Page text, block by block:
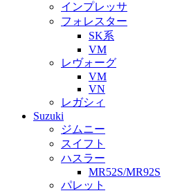
インプレッサ
フォレスター
SK系
VM
レヴォーグ
VM
VN
レガシィ
Suzuki
ジムニー
スイフト
ハスラー
MR52S/MR92S
パレット